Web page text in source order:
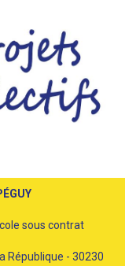
sous contrat
République - 30230